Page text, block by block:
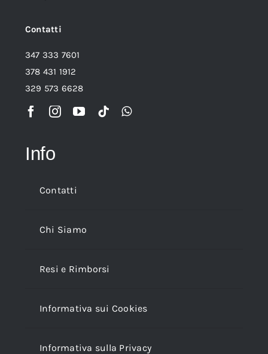
Contatti
347 333 7601
378 431 1912
329 573 6628
Info
Contatti
Chi Siamo
Resi e Rimborsi
Informativa sui Cookies
Informativa sulla Privacy